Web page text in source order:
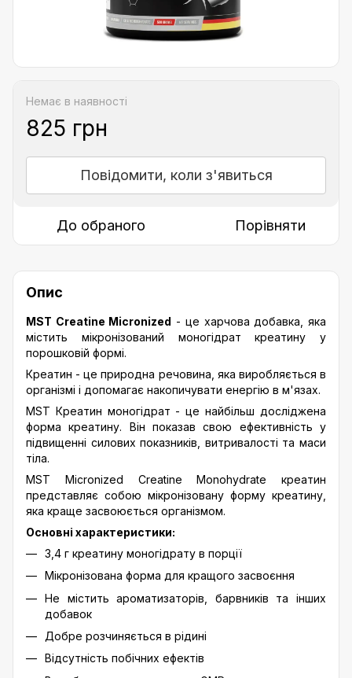
Немає в наявності
825 грн
Повідомити, коли з'явиться
До обраного Порівняти
Опис
MST Creatine Micronized - це харчова добавка, яка
містить мікронізований моногідрат креатину у
порошковій формі.
Креатин - це природна речовина, яка виробляється в
організмі і допомагає накопичувати енергію в м'язах.
MST Креатин моногідрат - це найбільш досліджена
форма креатину. Він показав свою ефективність у
підвищенні силових показників, витривалості та маси
тіла.
MST Micronized Creatine Monohydrate креатин
представляє собою мікронізовану форму креатину,
яка краще засвоюється організмом.
Основні характеристики:
3,4 г креатину моногідрату в порції
Мікронізована форма для кращого засвоєння
Не містить ароматизаторів, барвників та інших
добавок
Добре розчиняється в рідині
Відсутність побічних ефектів